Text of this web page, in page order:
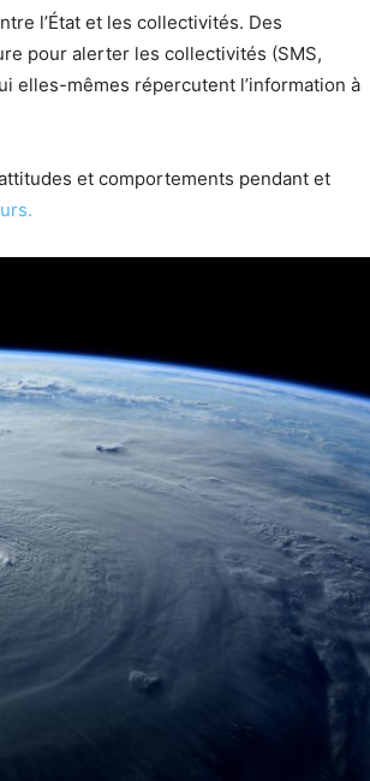
l’État et les collectivités. Des
pour alerter les collectivités (SMS,
elles-mêmes répercutent l’information à
et comportements pendant et